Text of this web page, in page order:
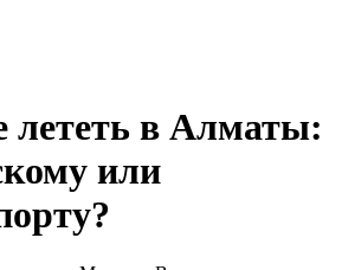
лететь в Алматы:
или